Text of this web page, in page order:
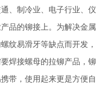
、制冷业、电子行业、仪
品的铆接上。为解决金属
纹易滑牙等缺点而开发，
焊接螺母的拉铆产品，铆
带，使用起来更是方便自